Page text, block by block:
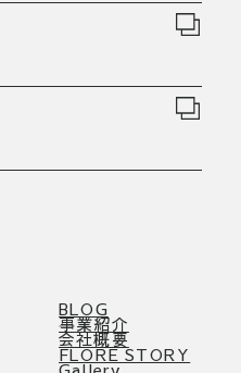
BLOG
事業紹介
会社概要
FLORE STORY